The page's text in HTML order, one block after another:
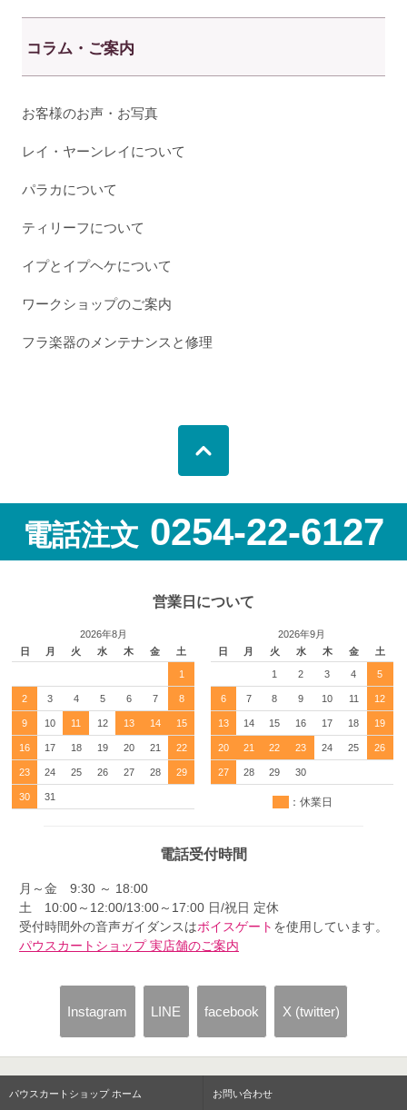
コラム・ご案内
お客様のお声・お写真
レイ・ヤーンレイについて
パラカについて
ティリーフについて
イプとイプヘケについて
ワークショップのご案内
フラ楽器のメンテナンスと修理
電話注文 0254-22-6127
営業日について
2026年8月
日
月 火 水 木 金 土
1
2 3 4 5 6 7 8
9 10 11 12 13 14 15
16 17 18 19 20 21 22
23 24 25 26 27 28 29
30 31
2026年9月
日
月 火 水 木 金 土
1 2 3 4 5
6 7 8 9 10 11 12
13 14 15 16 17 18 19
20 21 22 23 24 25 26
27 28 29 30
：休業日
電話受付時間
月～金 9:30 ～ 18:00
土 10:00～12:00/13:00～17:00 日/祝日 定休
受付時間外の音声ガイダンスはボイスゲート を使用しています。
パウスカートショップ 実店舗のご案内
Instagram LINE facebook X (twitter)
パウスカートショップ ホーム お問い合わせ